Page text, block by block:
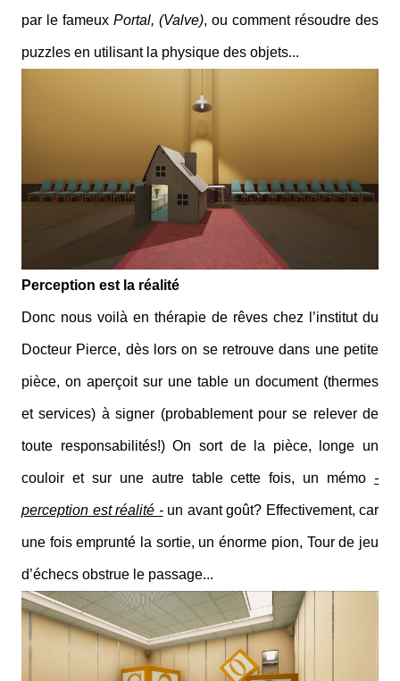
par le fameux Portal, (Valve), ou comment résoudre des
puzzles en utilisant la physique des objets...
Perception est la réalité
Donc nous voilà en thérapie de rêves chez l’institut du
Docteur Pierce, dès lors on se retrouve dans une petite
pièce, on aperçoit sur une table un document (thermes
et services) à signer (probablement pour se relever de
toute responsabilités!) On sort de la pièce, longe un
couloir et sur une autre table cette fois, un mémo -
perception est réalité -un avant goût? Effectivement, car
une fois emprunté la sortie, un énorme pion, Tour de jeu
d’échecs obstrue le passage...